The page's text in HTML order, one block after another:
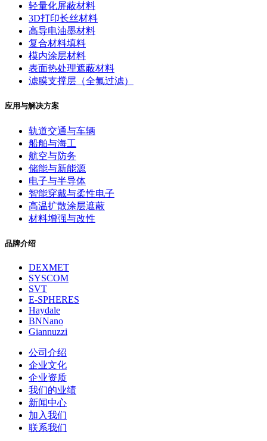
轻量化屏蔽材料
3D打印长丝材料
高导电油墨材料
复合材料填料
模内涂层材料
表面热处理遮蔽材料
滤膜支撑层（全氟过滤）
应用与解决方案
轨道交通与车辆
船舶与海工
航空与防务
储能与新能源
电子与半导体
智能穿戴与柔性电子
高温扩散涂层遮蔽
材料增强与改性
品牌介绍
DEXMET
SYSCOM
SVT
E-SPHERES
Haydale
BNNano
Giannuzzi
公司介绍
企业文化
企业资质
我们的业绩
新闻中心
加入我们
联系我们